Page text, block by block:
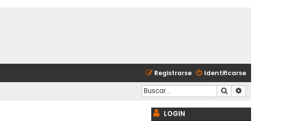
Identificarse
Registrarse
Buscar
LOGIN